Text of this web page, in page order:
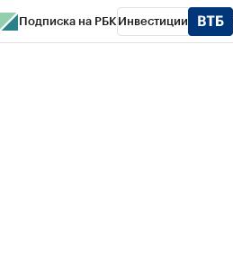
Подписка на РБК Инвестиции